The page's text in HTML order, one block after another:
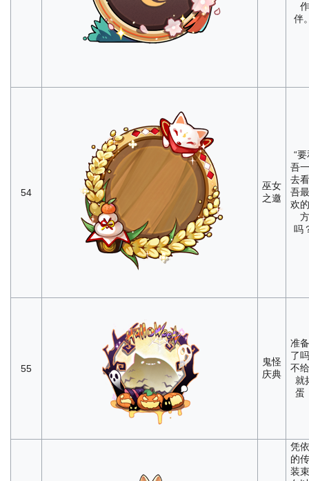
作
伴
54
巫女
之邀
“
吾
去
吾
欢
方
吗
55
鬼怪
庆典
准
了
不
就
蛋
凭
的
装